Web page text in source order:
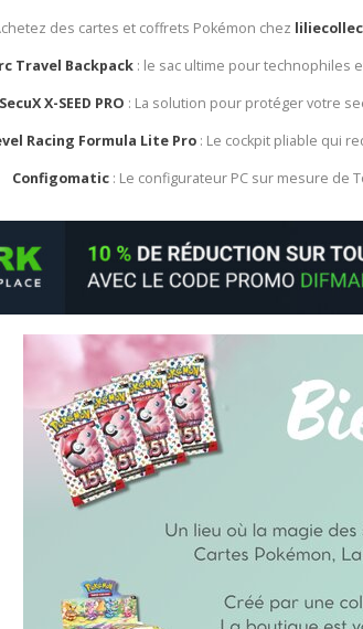
des cartes et coffrets Pokémon chez
Travel Backpack: le sac ultime pour technophiles
SecuX X-SEED PRO : La solution pour protéger votre
Racing Formula Lite Pro: Le cockpit pliable qui
Configomatic : Le configurateur PC sur mesure de